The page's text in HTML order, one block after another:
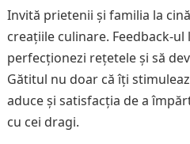
Invită prietenii și familia la
creațiile culinare. Feedback-
perfecționezi rețetele și să
Gătitul nu doar că îți
aduce și satisfacția de a
cu cei dragi.